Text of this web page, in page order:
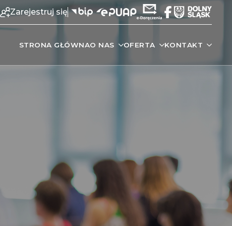
Zarejestruj się
STRONA GŁÓWNAO NAS OFERTA KONTAKT